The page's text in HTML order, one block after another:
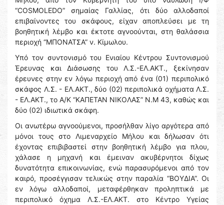
“COSMOLEDO” σημαίας Γαλλίας, ότι δύο αλλοδαποί
επιβαίνοντες του σκάφους, είχαν αποπλεύσει με τη
βοηθητική λέμβο και έκτοτε αγνοούνται, στη θαλάσσια
περιοχή “ΜΠΟΝΑΤΣΑ” ν. Κίμωλου.
Υπό τον συντονισμό του Ενιαίου Κέντρου Συντονισμού
Έρευνας και Διάσωσης του Λ.Σ.-ΕΛ.ΑΚΤ., ξεκίνησαν
έρευνες στην εν λόγω περιοχή από ένα (01) περιπολικό
σκάφος Λ.Σ. - ΕΛ.ΑΚΤ., δύο (02) περιπολικά οχήματα Λ.Σ.
- ΕΛ.ΑΚΤ., το Α/Κ “ΚΑΠΕΤΑΝ ΝΙΚΟΛΑΣ” Ν.Μ 43, καθώς και
δύο (02) ιδιωτικά σκάφη.
Οι ανωτέρω αγνοούμενοι, προσήλθαν λίγο αργότερα από
μόνοι τους στο Λιμεναρχείο Μήλου και δήλωσαν ότι
έχοντας επιβιβαστεί στην βοηθητική λέμβο για πλου,
χάλασε η μηχανή και έμειναν ακυβέρνητοι δίχως
δυνατότητα επικοινωνίας, ενώ παρασυρόμενοι από τον
καιρό, προσέγγισαν τελικώς στην παραλία “ΒΟΥΔΙΑ”. Οι
εν λόγω αλλοδαποί, μεταφέρθηκαν προληπτικά με
περιπολικό όχημα Λ.Σ.-ΕΛ.ΑΚΤ. στο Κέντρο Υγείας